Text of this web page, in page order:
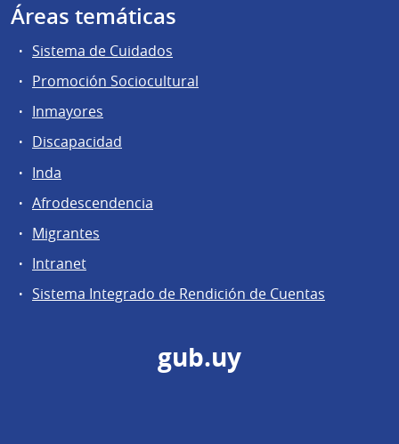
Áreas temáticas
Sistema de Cuidados
Promoción Sociocultural
Inmayores
Discapacidad
Inda
Afrodescendencia
Migrantes
Intranet
Sistema Integrado de Rendición de Cuentas
gub.uy